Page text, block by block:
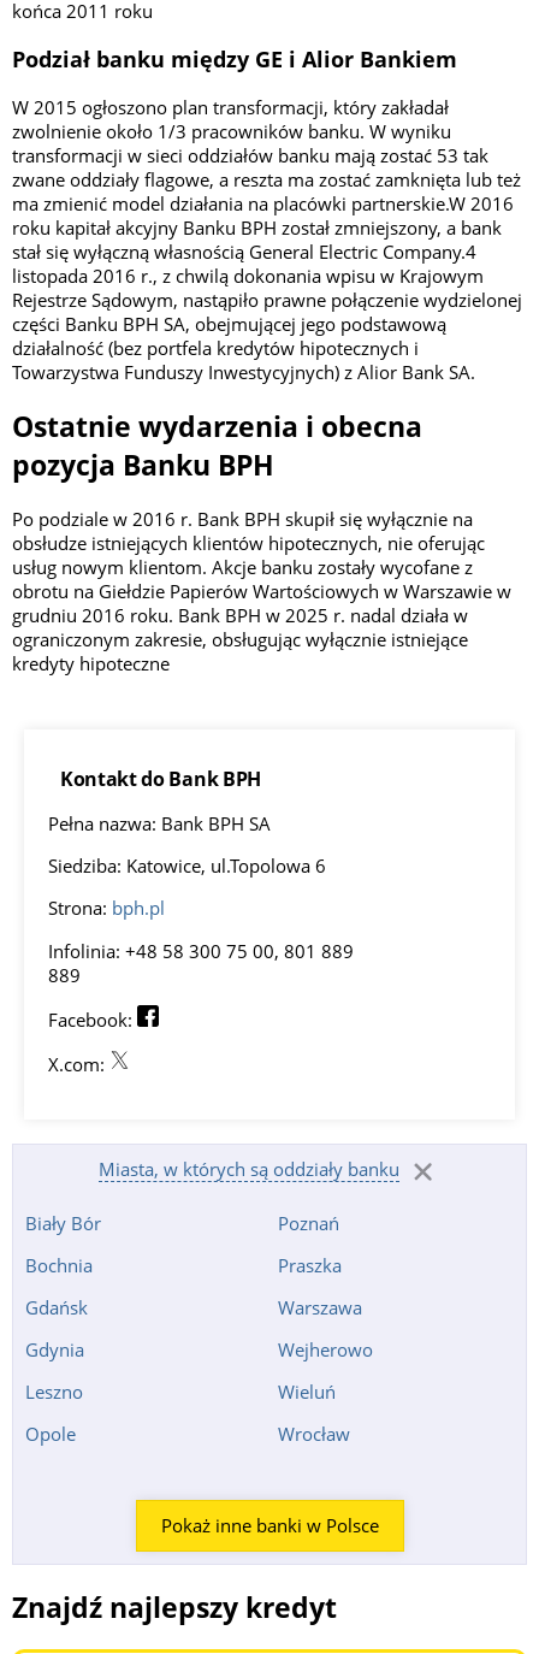
końca 2011 roku
Podział banku między GE i Alior Bankiem
W 2015 ogłoszono plan transformacji, który zakładał
zwolnienie około 1/3 pracowników banku. W wyniku
transformacji w sieci oddziałów banku mają zostać 53 tak
zwane oddziały flagowe, a reszta ma zostać zamknięta lub też
ma zmienić model działania na placówki partnerskie.W 2016
roku kapitał akcyjny Banku BPH został zmniejszony, a bank
stał się wyłączną własnością General Electric Company.4
listopada 2016 r., z chwilą dokonania wpisu w Krajowym
Rejestrze Sądowym, nastąpiło prawne połączenie wydzielonej
części Banku BPH SA, obejmującej jego podstawową
działalność (bez portfela kredytów hipotecznych i
Towarzystwa Funduszy Inwestycyjnych) z Alior Bank SA.
Ostatnie wydarzenia i obecna
pozycja Banku BPH
Po podziale w 2016 r. Bank BPH skupił się wyłącznie na
obsłudze istniejących klientów hipotecznych, nie oferując
usług nowym klientom. Akcje banku zostały wycofane z
obrotu na Giełdzie Papierów Wartościowych w Warszawie w
grudniu 2016 roku. Bank BPH w 2025 r. nadal działa w
ograniczonym zakresie, obsługując wyłącznie istniejące
kredyty hipoteczne
Kontakt do Bank BPH
Pełna nazwa: Bank BPH SA
Siedziba: Katowice, ul.Topolowa 6
Strona: bph.pl
Infolinia: +48 58 300 75 00, 801 889
889
Facebook:
X.com:
Miasta, w których są oddziały banku
Biały Bór
Bochnia
Gdańsk
Gdynia
Leszno
Opole
Poznań
Praszka
Warszawa
Wejherowo
Wieluń
Wrocław
Pokaż inne banki w Polsce
Znajdź najlepszy kredyt